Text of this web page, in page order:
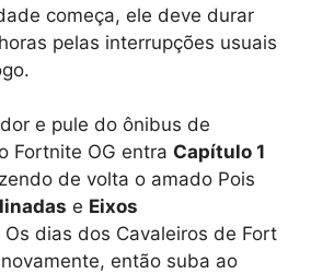
começa, ele deve durar
pelas interrupções usuais
e pule do ônibus de
Fortnite OG entra Capítulo 1
de volta o amado Pois
e Eixos
Os dias dos Cavaleiros de Fort
então suba ao